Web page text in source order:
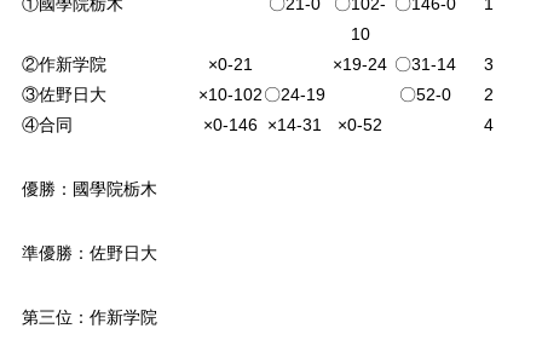
10
②作新学院 ×0-21 ×19-24 〇31-14
3
③佐野日大
×10-102〇24-19 〇52-0
2
④合同
×0-146 ×14-31 ×0-52 4
優勝：國學院栃木
準優勝：佐野日大
第三位：作新学院